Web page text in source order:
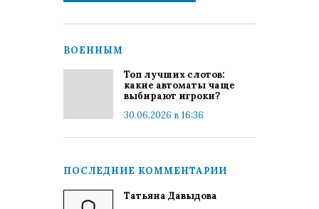
ВОЕННЫМ
Топ лучших слотов:
какие автоматы чаще
выбирают игроки?
30.06.2026 в 16:36
ПОСЛЕДНИЕ КОММЕНТАРИИ
Татьяна Давыдова